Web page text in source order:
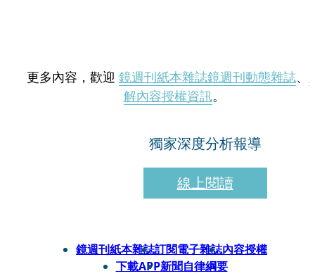
更多內容，歡迎 鏡週刊紙本雜誌鏡週刊動態雜誌、
解內容授權資訊。
獨家深度分析報導
線上閱讀
鏡週刊紙本雜誌訂閱電子雜誌內容授權
下載APP新聞自律綱要